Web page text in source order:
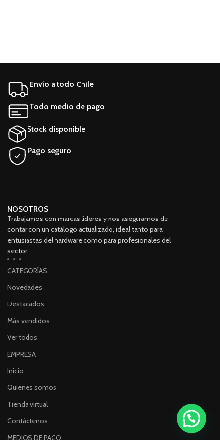
Envío a todo Chile
Todo medio de pago
Stock disponible
Pago seguro
NOSOTROS
Trabajamos con marcas líderes y nos aseguramos de
contar con un catálogo actualizado, ideal tanto para
entusiastas del hardware como para profesionales del
sector.
CATEGORÍAS
Novedades
Destacados
Más vendidos
Ver todos
EMPRESA
Inicio
Quienes somos
Tienda virtual
Contáctenos
MEDIOS DE PAGO